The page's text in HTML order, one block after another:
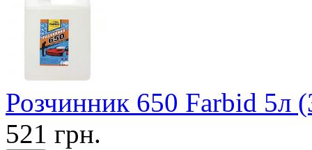
Розчинник 650 Farbid 5л
521 грн.